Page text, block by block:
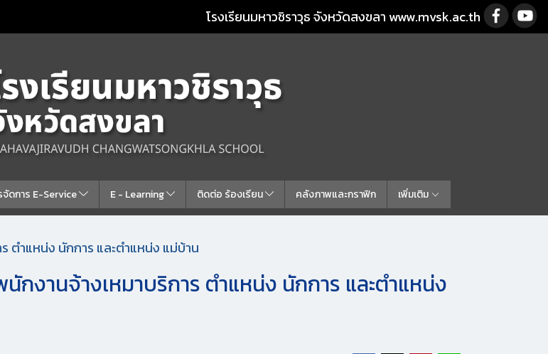
โรงเรียนมหาวชิราวุธ จังหวัดสงขลา www.mvsk.ac.th
จัดการ E-Service E - Learning ติดต่อ ร้องเรียน คลังภาพและกราฟิก เพิ่มเติม
ตำแหน่ง นักการ และตำแหน่ง แม่บ้าน
งานจ้างเหมาบริการ ตำแหน่ง นักการ และตำแหน่ง